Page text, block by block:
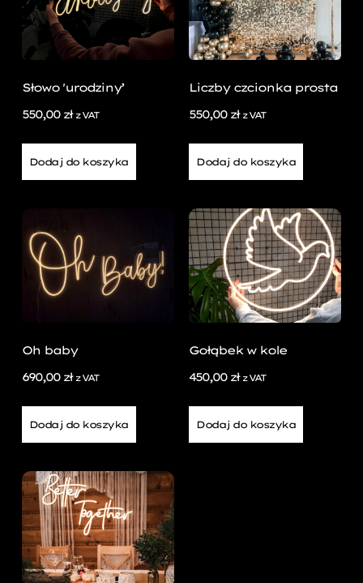
Słowo 'urodziny’
550,00 zł z VAT
Dodaj do koszyka
Liczby czcionka prosta
550,00 zł z VAT
Dodaj do koszyka
Oh baby
690,00 zł z VAT
Dodaj do koszyka
Gołąbek w kole
450,00 zł z VAT
Dodaj do koszyka